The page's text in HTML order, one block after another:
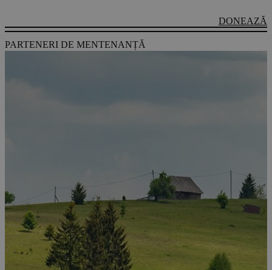
DONEAZĂ
PARTENERI DE MENTENANȚĂ